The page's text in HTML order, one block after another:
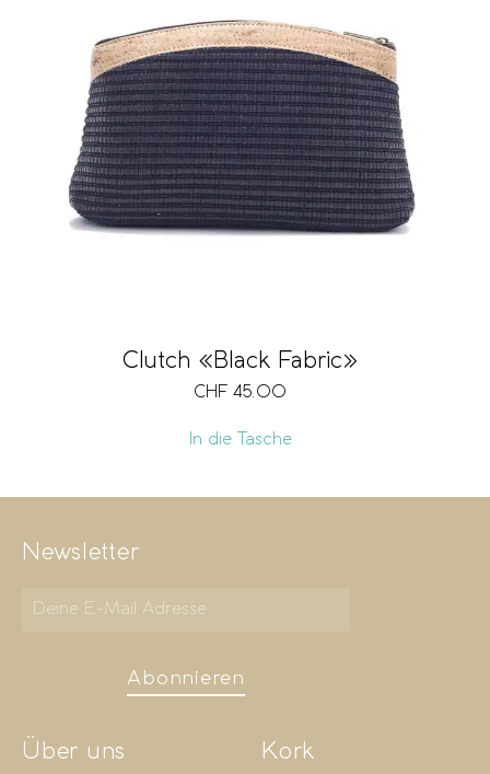
Clutch «Black Fabric»
CHF 45.00
In die Tasche
Newsletter
Abonnieren
Über uns Kork